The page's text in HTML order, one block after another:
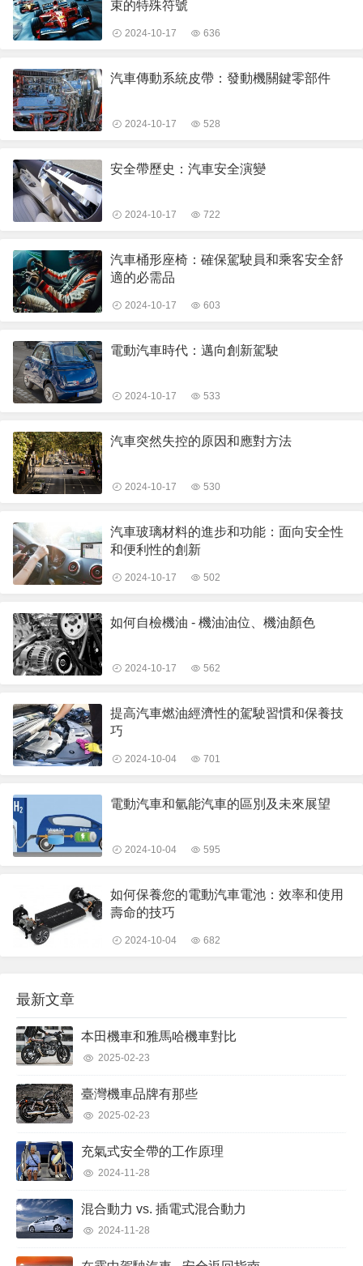
束的特殊符號
2024-10-17 636
汽車傳動系統皮帶：發動機關鍵零部件
2024-10-17 528
安全帶歷史：汽車安全演變
2024-10-17 722
汽車桶形座椅：確保駕駛員和乘客安全舒
適的必需品
2024-10-17 603
電動汽車時代：邁向創新駕駛
2024-10-17 533
汽車突然失控的原因和應對方法
2024-10-17 530
汽車玻璃材料的進步和功能：面向安全性
和便利性的創新
2024-10-17 502
如何自檢機油 - 機油油位、機油顏色
2024-10-17 562
提高汽車燃油經濟性的駕駛習慣和保養技
巧
2024-10-04 701
電動汽車和氫能汽車的區別及未來展望
2024-10-04 595
如何保養您的電動汽車電池：效率和使用
壽命的技巧
2024-10-04 682
最新文章
本田機車和雅馬哈機車對比
2025-02-23
臺灣機車品牌有那些
2025-02-23
充氣式安全帶的工作原理
2024-11-28
混合動力 vs. 插電式混合動力
2024-11-28